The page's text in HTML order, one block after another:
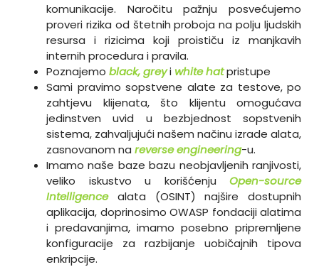
komunikacije. Naročitu pažnju posvećujemo
proveri rizika od štetnih proboja na polju ljudskih
resursa i rizicima koji proističu iz manjkavih
internih procedura i pravila.
Poznajemo black, greyi white hatpristupe
Sami pravimo sopstvene alate za testove, po
zahtjevu klijenata, što klijentu omogućava
jedinstven uvid u bezbjednost sopstvenih
sistema, zahvaljujući našem načinu izrade alata,
zasnovanom na reverse engineering-u.
Imamo naše baze bazu neobjavljenih ranjivosti,
veliko iskustvo u korišćenju Open-source
Intelligence alata (OSINT) najšire dostupnih
aplikacija, doprinosimo OWASP fondaciji alatima
i predavanjima, imamo posebno pripremljene
konfiguracije za razbijanje uobičajnih tipova
enkripcije.